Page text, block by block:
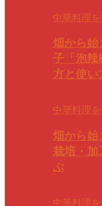
中華料理
畑から始
子「泡辣
方と使い
中華料理
畑から始
栽培・加
ぶ
中華料理